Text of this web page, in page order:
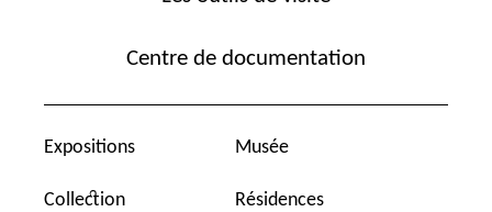
Centre de documentation
Expositions
Collection
Musée
Résidences